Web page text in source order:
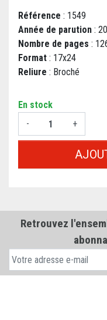
Référence : 1549
Année de parution :
Nombre de pages :
Format : 17x24
Reliure : Broché
En stock
-
+
Retrouvez